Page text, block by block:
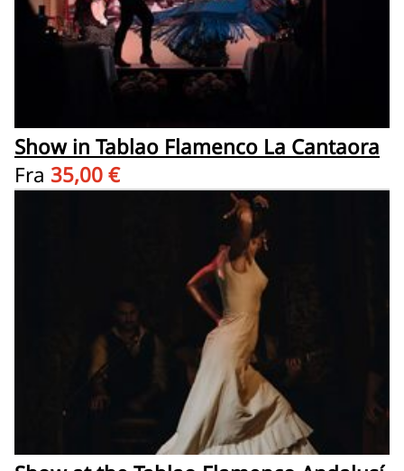
Show in Tablao Flamenco La Cantaora
Fra 35,00 €